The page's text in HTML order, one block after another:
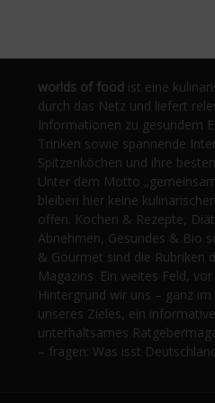
worlds of food ist eine
durch das Netz und liefert
Informationen zu gesundem
Trinken sowie spannende
Spitzenköchen und ihre
Unter dem Motto
bleiben hier keine
offen. Kochen & Rezepte,
Abnehmen, Gesundes & Bio
& Gourmet sind die Rubriken
Magazins. Ein weites Feld,
Hintergrund wir uns – ganz im
unseres Zieles, ein
unterhaltsames
– fragen: Was isst